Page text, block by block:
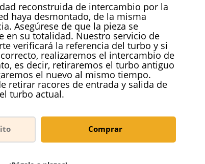
reconstruida de intercambio por la
haya desmontado, de la misma
Asegúrese de que la pieza se
en su totalidad. Nuestro servicio de
verificará la referencia del turbo y si
realizaremos el intercambio de
es decir, retiraremos el turbo antiguo
el nuevo al mismo tiempo.
retirar racores de entrada y salida de
turbo actual.
Comprar